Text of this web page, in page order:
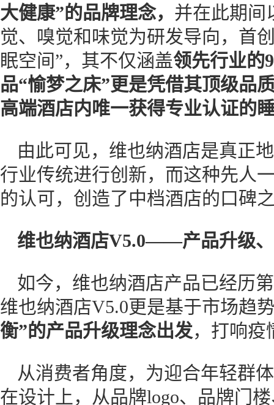
大健康”的品牌理念， 并在此期
觉、嗅觉和味觉为研发导向，
眠空间”，其不仅涵盖领先行业的
品“愉梦之床”更是凭借其顶级品
高端酒店内唯一获得专业认证的
由此可见，维也纳酒店是真正
行业传统进行创新，而这种先人
的认可，创造了中档酒店的口碑
维也纳酒店V5.0——产品升级
如今，维也纳酒店产品已经历
维也纳酒店V5.0更是基于市场趋
衡”的产品升级理念出发，打响疫
从消费者角度，为迎合年轻群
在设计上，从品牌logo、品牌门